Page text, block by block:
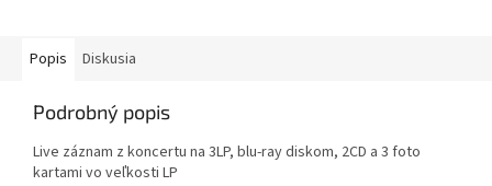
Popis Diskusia
Podrobný popis
Live záznam z koncertu na 3LP, blu-ray diskom, 2CD a 3 foto
kartami vo veľkosti LP